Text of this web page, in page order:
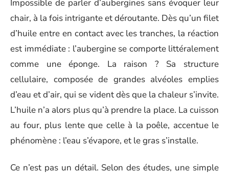
Impossible de parler d’aubergines sans évoquer leur
chair, à la fois intrigante et déroutante. Dès qu’un filet
d’huile entre en contact avec les tranches, la réaction
est immédiate : l’aubergine se comporte littéralement
comme une éponge. La raison ? Sa structure
cellulaire, composée de grandes alvéoles emplies
d’eau et d’air, qui se vident dès que la chaleur s’invite.
L’huile n’a alors plus qu’à prendre la place. La cuisson
au four, plus lente que celle à la poêle, accentue le
phénomène : l’eau s’évapore, et le gras s’installe.
Ce n’est pas un détail. Selon des études, une simple